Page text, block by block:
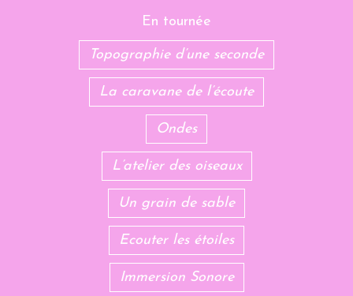
En tournée
Topographie d’une seconde
La caravane de l’écoute
Ondes
L’atelier des oiseaux
Un grain de sable
Ecouter les étoiles
Immersion Sonore